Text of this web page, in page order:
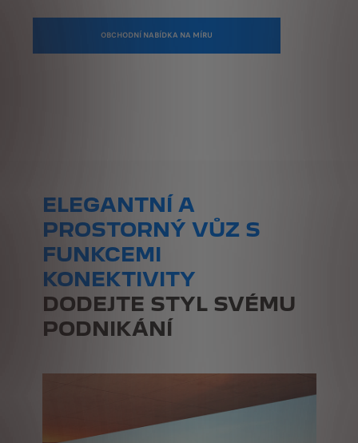
OBCHODNÍ NABÍDKA NA MÍRU
ELEGANTNÍ A
PROSTORNÝ VŮZ S
FUNKCEMI
KONEKTIVITY
DODEJTE STYL SVÉMU
PODNIKÁNÍ